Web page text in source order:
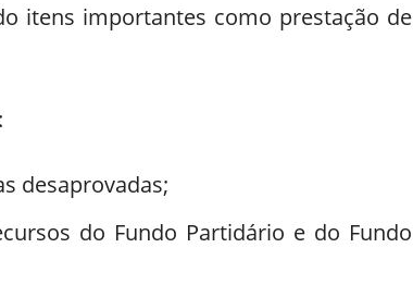
itens importantes como prestação de
desaprovadas;
do Fundo Partidário e do Fundo